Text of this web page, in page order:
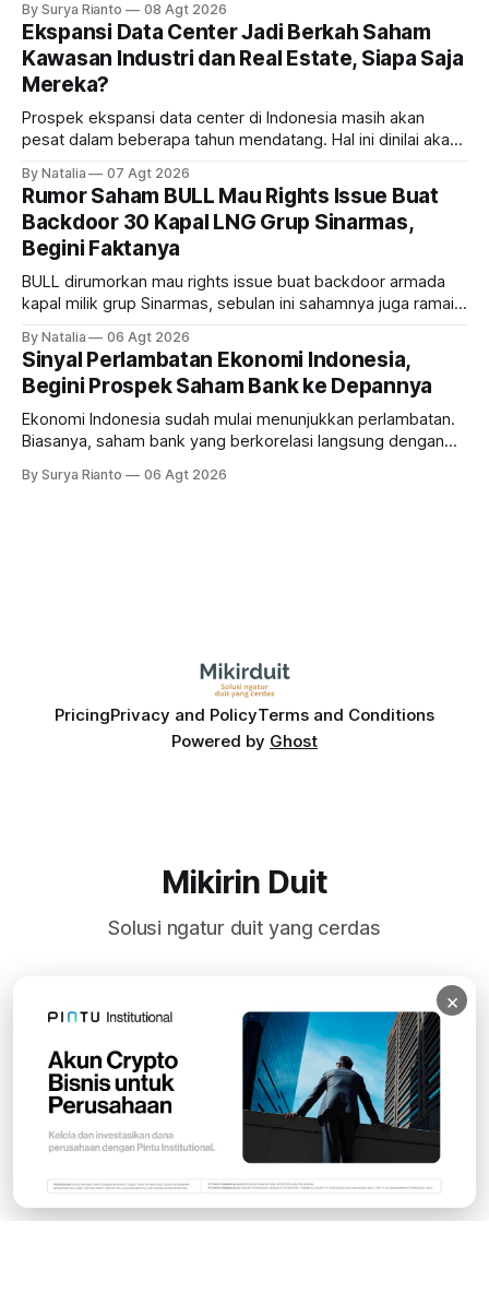
By Surya Rianto 08 Agt 2026
Ekspansi Data Center Jadi Berkah Saham
Kawasan Industri dan Real Estate, Siapa Saja
Mereka?
Prospek ekspansi data center di Indonesia masih akan
pesat dalam beberapa tahun mendatang. Hal ini dinilai akan
estate, ada siapa saja mereka?
By Natalia 07 Agt 2026
Rumor Saham BULL Mau Rights Issue Buat
Backdoor 30 Kapal LNG Grup Sinarmas,
Begini Faktanya
BULL dirumorkan mau rights issue buat backdoor armada
kapal milik grup Sinarmas, sebulan ini sahamnya juga ramai
masih menarik dilirik?
By Natalia 06 Agt 2026
Sinyal Perlambatan Ekonomi Indonesia,
Begini Prospek Saham Bank ke Depannya
Ekonomi Indonesia sudah mulai menunjukkan perlambatan.
Biasanya, saham bank yang berkorelasi langsung dengan
bank ke depannya?
By Surya Rianto 06 Agt 2026
PricingPrivacy and PolicyTerms and Conditions
Powered by Ghost
Mikirin Duit
Solusi ngatur duit yang cerdas
Subscribe
×